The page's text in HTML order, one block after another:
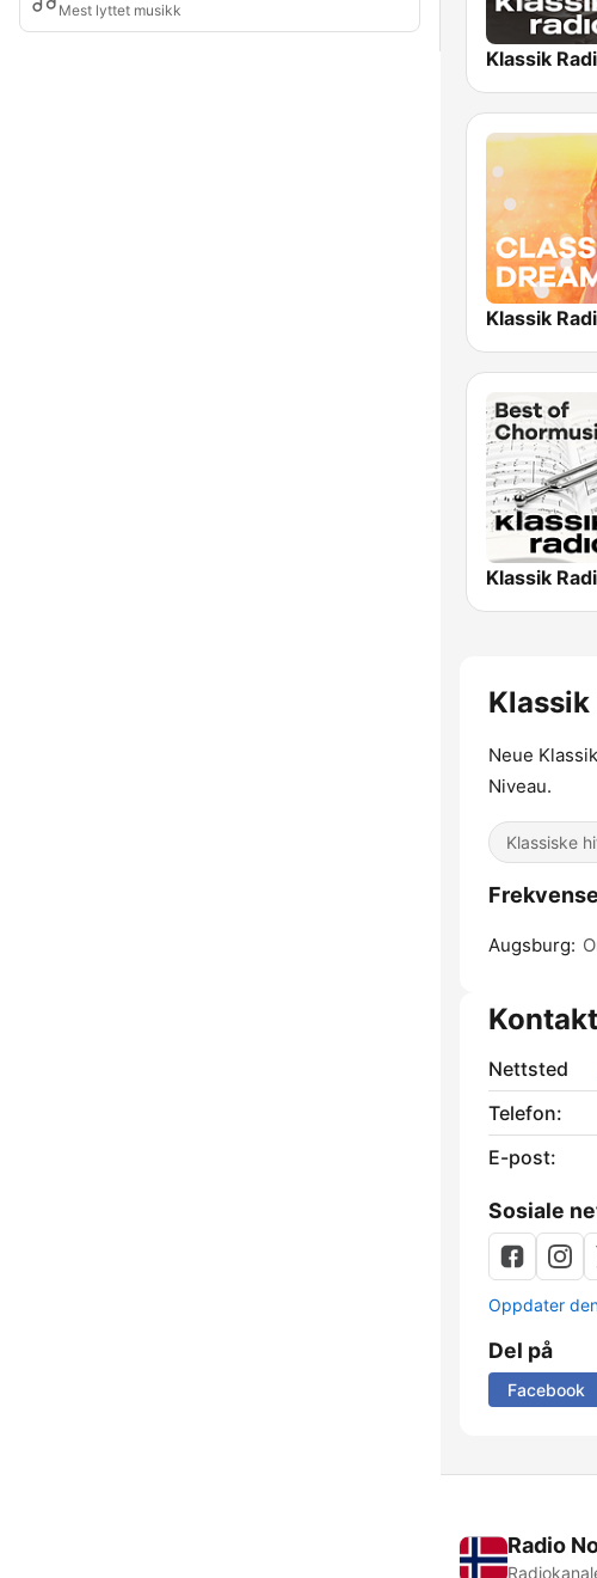
Mest lyttet musikk
Klassik
Neue
Niveau.
Klassiske
Augsburg:
Kontakt
Nettsted
Telefon:
E-post:
Sosiale
Oppdater
Del på
Facebook
Radio